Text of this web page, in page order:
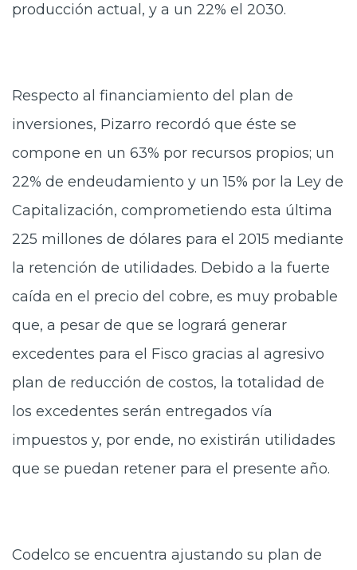
producción actual, y a un 22% el 2030.
Respecto al financiamiento del plan de
inversiones, Pizarro recordó que éste se
compone en un 63% por recursos propios; un
22% de endeudamiento y un 15% por la Ley de
Capitalización, comprometiendo esta última
225 millones de dólares para el 2015 mediante
la retención de utilidades. Debido a la fuerte
caída en el precio del cobre, es muy probable
que, a pesar de que se logrará generar
excedentes para el Fisco gracias al agresivo
plan de reducción de costos, la totalidad de
los excedentes serán entregados vía
impuestos y, por ende, no existirán utilidades
que se puedan retener para el presente año.
Codelco se encuentra ajustando su plan de